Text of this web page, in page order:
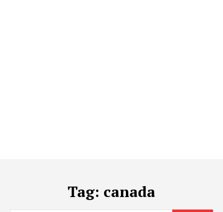
Tag: canada